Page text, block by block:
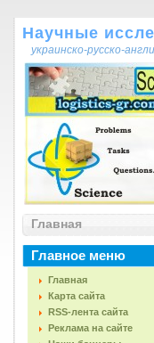
Научные
украинско-русско-
Главная
Главное меню
Главная
Карта сайта
RSS-лента сайта
Реклама на сайте